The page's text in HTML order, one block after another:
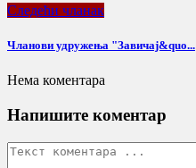
Следећи чланак
Чланови удружења "Завичај&quo...
Нема коментара
Напишите коментар